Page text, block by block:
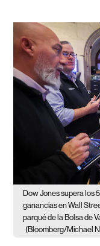
Dow Jones supera los
ganancias en Wall
parqué de la Bolsa de
(Bloomberg/Michael